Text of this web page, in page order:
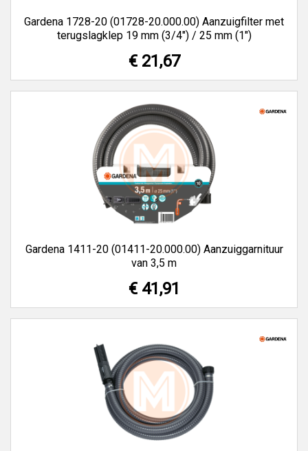
Gardena 1728-20 (01728-20.000.00) Aanzuigfilter met
terugslagklep 19 mm (3/4") / 25 mm (1")
€ 21,67
Gardena 1411-20 (01411-20.000.00) Aanzuiggarnituur
van 3,5 m
€ 41,91